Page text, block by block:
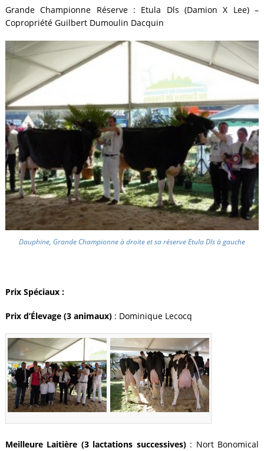
Grande Championne Réserve : Etula Dls (Damion X Lee) –
Copropriété Guilbert Dumoulin Dacquin
Dauphine, Grande Championne à droite et sa réserve Etula Dls à gauche
Prix Spéciaux :
Prix d’Élevage (3 animaux): Dominique Lecocq
Meilleure Laitière (3 lactations successives): Nort Bonomical